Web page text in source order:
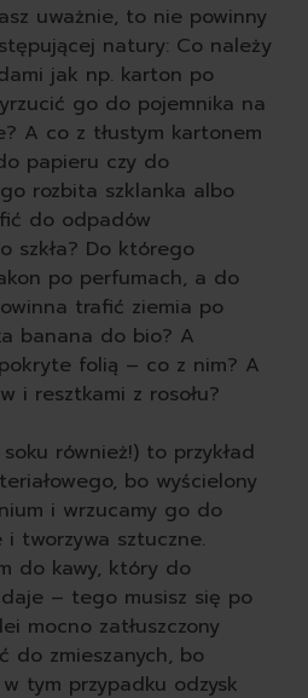
uważnie, to nie powinny
natury: Co należy
jak np. karton po
go do pojemnika na
A co z tłustym kartonem
papieru czy do
rozbita szklanka albo
do odpadów
szkła? Do którego
po perfumach, a do
trafić ziemia po
banana do bio? A
folią – co z nim? A
i resztkami z rosołu?
również!) to przykład
bo wyścielony
i wrzucamy go do
tworzywa sztuczne.
do kawy, który do
– tego musisz się po
mocno zatłuszczony
do zmieszanych, bo
tym przypadku odzysk